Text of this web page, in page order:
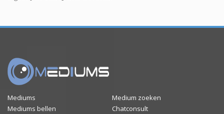
Mediums
Medium zoeken
Mediums bellen
Chatconsult